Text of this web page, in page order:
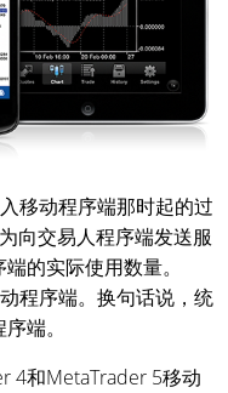
移动程序端那时起的过
向交易人程序端发送服
的实际使用数量。
程序端。换句话说，统
端。
4和MetaTrader 5移动